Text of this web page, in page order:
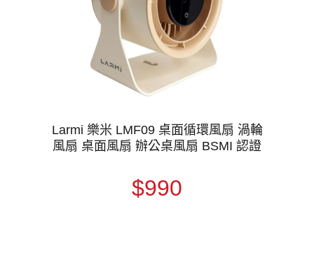
Larmi 樂米 LMF09 桌面循環風扇 渦輪
風扇 桌面風扇 辦公桌風扇 BSMI 認證
$990